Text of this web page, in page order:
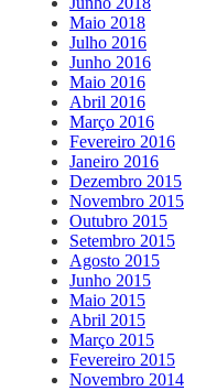
Maio 2018
Julho 2016
Junho 2016
Maio 2016
Abril 2016
Março 2016
Fevereiro 2016
Janeiro 2016
Dezembro 2015
Novembro 2015
Outubro 2015
Setembro 2015
Agosto 2015
Junho 2015
Maio 2015
Abril 2015
Março 2015
Fevereiro 2015
Novembro 2014